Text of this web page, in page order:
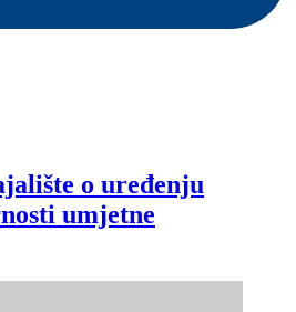
o uređenju
umjetne